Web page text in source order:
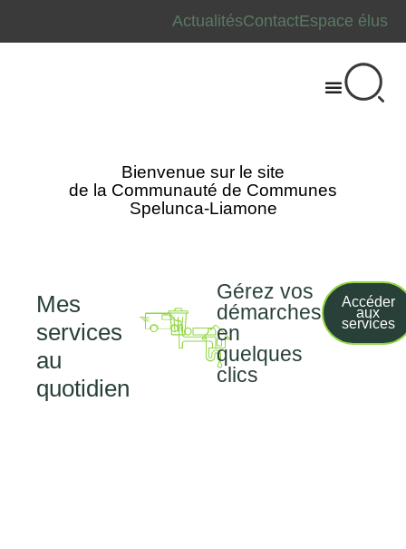
ActualitésContactEspace élus
Bienvenue sur le site
de la Communauté de Communes
Spelunca-Liamone
Mes
services
au
quotidien
Transport
Déchets
Taxe
de
séjour
Traitement
des
eaux
usées
Gérez vos
démarches
en
quelques
clics
Accéder
aux
services